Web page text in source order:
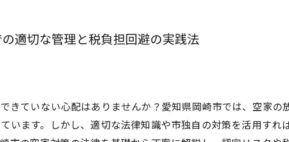
適切な管理と税負担回避の実践法
きていない心配はありませんか？愛知県岡崎市では、空家の
います。しかし、適切な法律知識や市独自の対策を活用すれ